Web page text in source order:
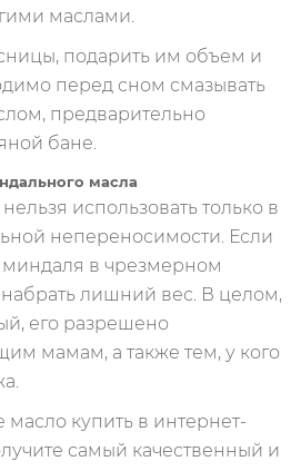
маслами.
подарить им объем и
перед сном смазывать
предварительно
бане.
масла
использовать только в
непереносимости. Если
миндаля в чрезмерном
лишний вес. В целом,
его разрешено
мамам, а также тем, у кого
купить в интернет-
самый качественный и